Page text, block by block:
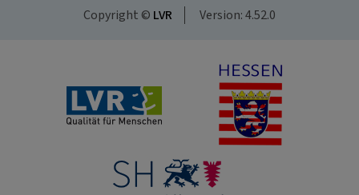
Copyright © LVR Version: 4.52.0